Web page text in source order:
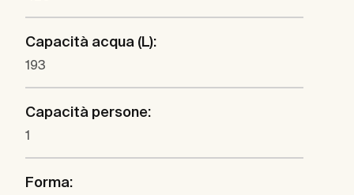
Capacità acqua (L):
193
Capacità persone:
1
Forma: